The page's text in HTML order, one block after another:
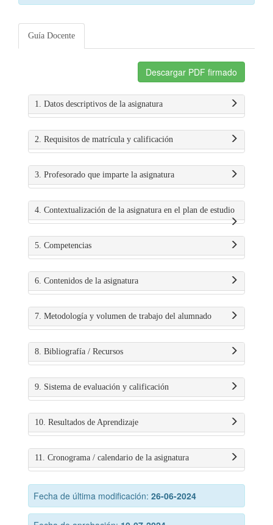
Guía Docente
Descargar PDF firmado
1. Datos descriptivos de la asignatura
2. Requisitos de matrícula y calificación
3. Profesorado que imparte la asignatura
4. Contextualización de la asignatura en el plan de estudio
5. Competencias
6. Contenidos de la asignatura
7. Metodología y volumen de trabajo del alumnado
8. Bibliografía / Recursos
9. Sistema de evaluación y calificación
10. Resultados de Aprendizaje
11. Cronograma / calendario de la asignatura
Fecha de última modificación: 26-06-2024